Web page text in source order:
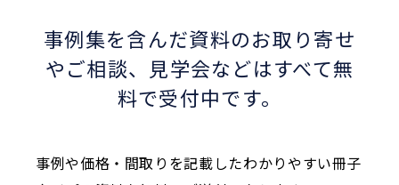
事例集を含んだ資料のお取り寄せ
やご相談、 見学会などはすべて無
料で受付中です。
事例や価格・間取りを記載したわかりやすい冊子